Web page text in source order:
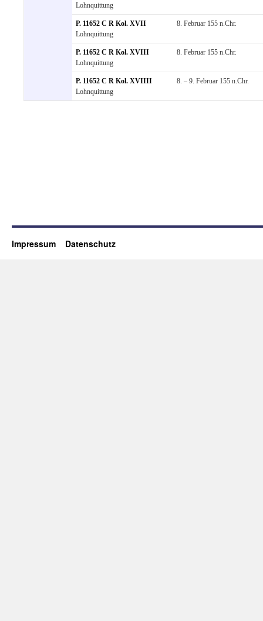
Lohnquittung
P. 11652 C R Kol. XVII
Lohnquittung
8. Februar 155 n.Chr.
P. 11652 C R Kol. XVIII
Lohnquittung
8. Februar 155 n.Chr.
P. 11652 C R Kol. XVIIII
Lohnquittung
8. – 9. Februar 155 n.Chr.
Impressum Datenschutz